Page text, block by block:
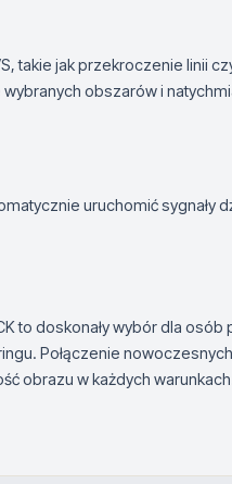
takie jak przekroczenie linii
obszarów i
uruchomić sygnały
to doskonały wybór dla osób
Połączenie
obrazu w każdych